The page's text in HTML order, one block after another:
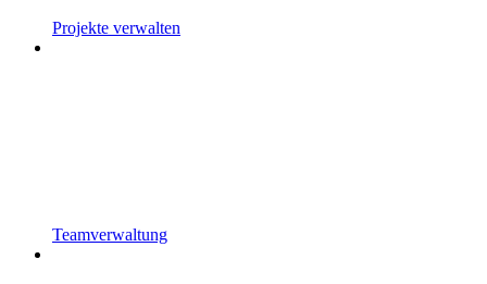
Projekte verwalten
Teamverwaltung